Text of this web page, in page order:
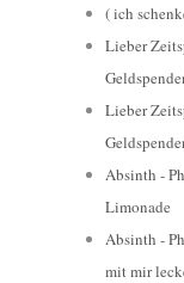
( ich
Lieber
Lieber
Absinth -
Limonade
Absinth -
mit mir